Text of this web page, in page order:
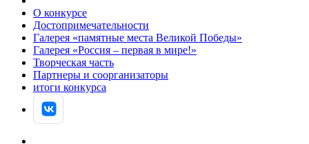
О конкурсе
Достопримечательности
Галерея «памятные места Великой Победы»
Галерея «Россия – первая в мире!»
Творческая часть
Партнеры и соорганизаторы
итоги конкурса